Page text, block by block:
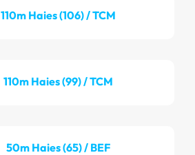
110m Haies (106) / TCM
110m Haies (99) / TCM
50m Haies (65) / BEF